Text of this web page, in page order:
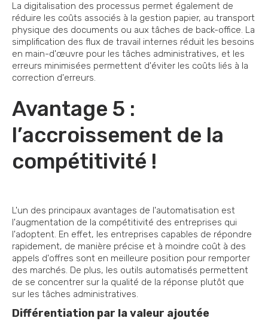
La digitalisation des processus permet également de
réduire les coûts associés à la gestion papier, au transport
physique des documents ou aux tâches de back-office. La
simplification des flux de travail internes réduit les besoins
en main-d'œuvre pour les tâches administratives, et les
erreurs minimisées permettent d'éviter les coûts liés à la
correction d'erreurs.
Avantage 5 :
l’accroissement de la
compétitivité !
L'un des principaux avantages de l'automatisation est
l'augmentation de la compétitivité des entreprises qui
l'adoptent. En effet, les entreprises capables de répondre
rapidement, de manière précise et à moindre coût à des
appels d'offres sont en meilleure position pour remporter
des marchés. De plus, les outils automatisés permettent
de se concentrer sur la qualité de la réponse plutôt que
sur les tâches administratives.
Différentiation par la valeur ajoutée